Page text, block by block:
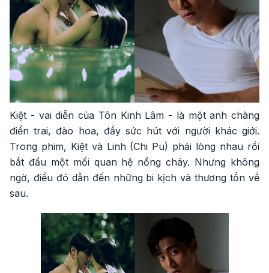
Kiệt - vai diễn của Tôn Kinh Lâm - là một anh chàng
điển trai, đào hoa, đầy sức hút với người khác giới.
Trong phim, Kiệt và Linh (Chi Pu) phải lòng nhau rồi
bắt đầu một mối quan hệ nồng cháy. Nhưng không
ngờ, điều đó dẫn đến những bi kịch và thương tổn về
sau.